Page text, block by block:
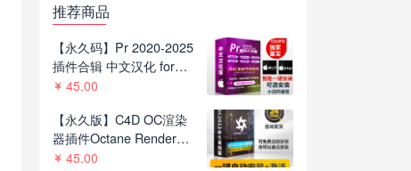
推荐商品
【永久码】Pr 2020-2025
插件合辑 中文汉化 for
Mac苹果系统平面跟踪降
红巨人系列等插件一键安
装包
45.00
【永久版】C4D OC渲染
器插件Octane Render
2022.1 R8一键安装版支持
45.00